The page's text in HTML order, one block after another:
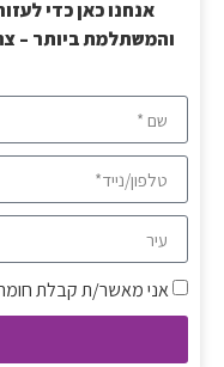
אנחנו כאן כדי
והמשתלמת ביותר –
אני מאשר/ת קבלת